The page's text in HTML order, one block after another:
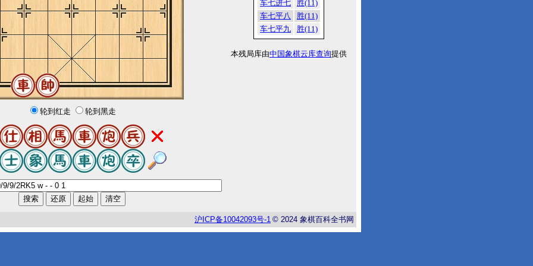
轮到红走 轮到黑走
车七进七
胜(11)
车七平八
胜(11)
车七平九
胜(11)
本残局库由中国象棋云库查询提供
沪 ICP备10042093号-1 © 2024 象棋百科全书网